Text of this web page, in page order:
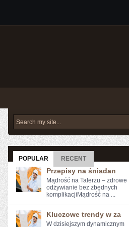
POPULAR RECENT
Przepisy na śniadan
Mądrość na Talerzu – zdrowe
odżywianie bez zbędnych
komplikacjiMądrość na ...
Kluczowe trendy w za
W dzisiejszym ⁣dynamicznym